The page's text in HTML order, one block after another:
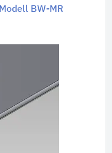
Modell BW-MR